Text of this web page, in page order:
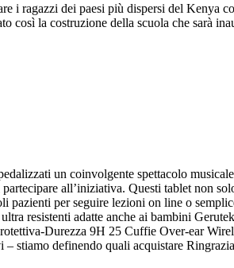
i ragazzi dei paesi più dispersi del Kenya
la costruzione della scuola che sarà
un coinvolgente spettacolo
all’iniziativa. Questi tablet non
pazienti per seguire lezioni on line o
resistenti adatte anche ai bambini
Durezza 9H 25 Cuffie Over-ear
stiamo definendo quali acquistare